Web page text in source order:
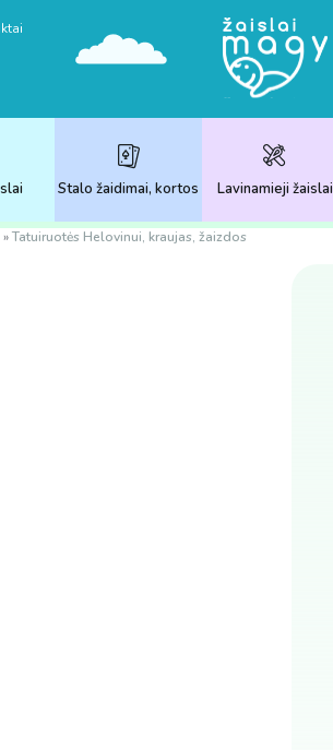
Stalo žaidimai, kortos Lavinamieji žaislai
»Tatuiruotės Helovinui, kraujas, žaizdos